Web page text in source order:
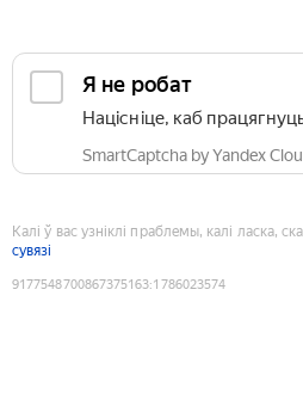
Я не робат
Націсніце, каб
SmartCaptcha by Yandex
Калі ў вас узніклі праблемы, калі ласка,
сувязі
9177548700867375163:1786023574